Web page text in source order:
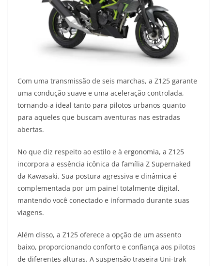
Com uma transmissão de seis marchas, a Z125 garante
uma condução suave e uma aceleração controlada,
tornando-a ideal tanto para pilotos urbanos quanto
para aqueles que buscam aventuras nas estradas
abertas.
No que diz respeito ao estilo e à ergonomia, a Z125
incorpora a essência icônica da família Z Supernaked
da Kawasaki. Sua postura agressiva e dinâmica é
complementada por um painel totalmente digital,
mantendo você conectado e informado durante suas
viagens.
Além disso, a Z125 oferece a opção de um assento
baixo, proporcionando conforto e confiança aos pilotos
de diferentes alturas. A suspensão traseira Uni-trak